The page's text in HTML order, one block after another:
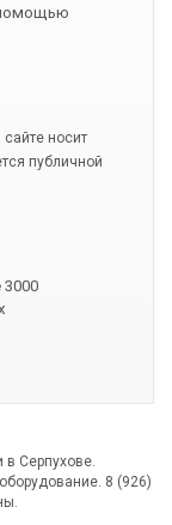
помощью
носит
публичной
в Серпухове.
8 (926)